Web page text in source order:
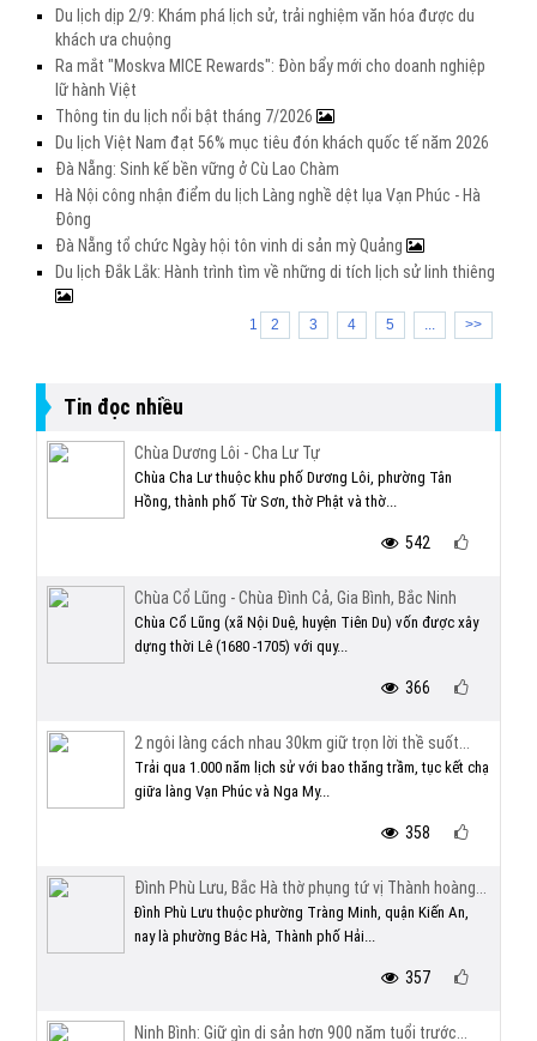
Du lịch dịp 2/9: Khám phá lịch sử, trải nghiệm văn hóa được du
khách ưa chuộng
Ra mắt "Moskva MICE Rewards": Đòn bẩy mới cho doanh nghiệp
lữ hành Việt
Thông tin du lịch nổi bật tháng 7/2026
Du lịch Việt Nam đạt 56% mục tiêu đón khách quốc tế năm 2026
Đà Nẵng: Sinh kế bền vững ở Cù Lao Chàm
Hà Nội công nhận điểm du lịch Làng nghề dệt lụa Vạn Phúc - Hà
Đông
Đà Nẵng tổ chức Ngày hội tôn vinh di sản mỳ Quảng
Du lịch Đắk Lắk: Hành trình tìm về những di tích lịch sử linh thiêng
1 2 3 4 5 ... >>
Tin đọc nhiều
Chùa Dương Lôi - Cha Lư Tự
Chùa Cha Lư thuộc khu phố Dương Lôi, phường Tân
Hồng, thành phố Từ Sơn, thờ Phật và thờ...
542
Chùa Cổ Lũng - Chùa Đình Cả, Gia Bình, Bắc Ninh
Chùa Cổ Lũng (xã Nội Duệ, huyện Tiên Du) vốn được xây
dựng thời Lê (1680 -1705) với quy...
366
2 ngôi làng cách nhau 30km giữ trọn lời thề suốt...
Trải qua 1.000 năm lịch sử với bao thăng trầm, tục kết chạ
giữa làng Vạn Phúc và Nga My...
358
Đình Phù Lưu, Bắc Hà thờ phụng tứ vị Thành hoàng...
Đình Phù Lưu thuộc phường Tràng Minh, quận Kiến An,
nay là phường Bắc Hà, Thành phố Hải...
357
Ninh Bình: Giữ gìn di sản hơn 900 năm tuổi trước...